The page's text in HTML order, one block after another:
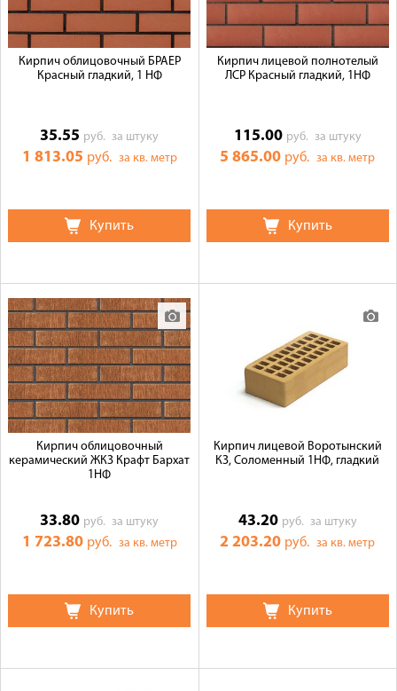
Кирпич облицовочный БРАЕР
Красный гладкий, 1 НФ
35.55 руб.за штуку
1 813.05 руб. за кв. метр
Купить
Кирпич лицевой полнотелый
ЛСР Красный гладкий, 1НФ
115.00 руб. за штуку
5 865.00 руб.за кв. метр
Купить
Кирпич облицовочный
керамический ЖКЗ Крафт Бархат
1НФ
33.80 руб.за штуку
1 723.80 руб. за кв. метр
Купить
Кирпич лицевой Воротынский
КЗ, Соломенный 1НФ, гладкий
43.20 руб. за штуку
2 203.20 руб.за кв. метр
Купить